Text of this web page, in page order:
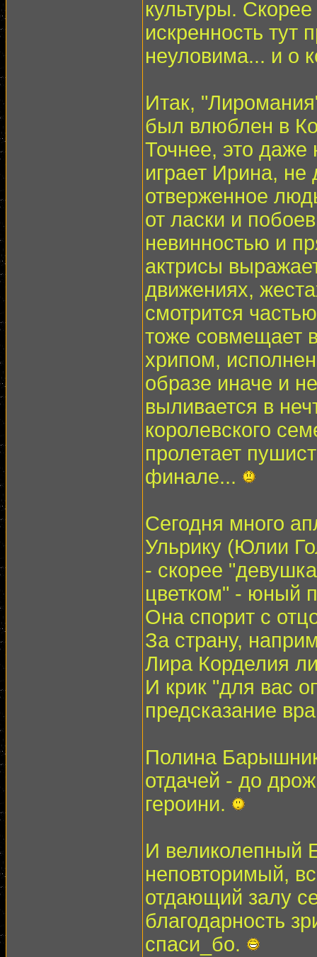
культуры.
искренность тут
неуловима... и о
Итак,
был влюблен в
Точнее, это даже
играет Ирина, не
отверженное
от ласки и
невинностью и
актрисы
движениях,
смотрится
тоже совмещает
хрипом,
образе иначе и
выливается в
королевского
пролетает
финале...
Сегодня много
Ульрику (Юлии
- скорее
цветком" - юный
Она спорит с
За страну,
Лира Корделия
И крик "для вас
предсказание
Полина
отдачей - до
героини.
И великолепный
неповторимый,
отдающий залу
благодарность
спаси_бо.